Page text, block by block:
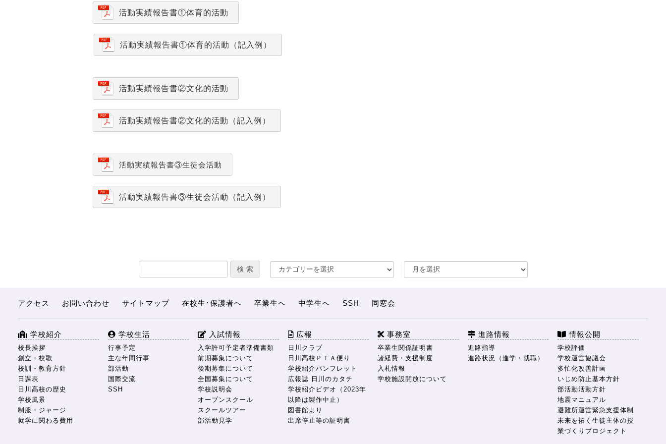
活動実績報告書①体育的活動
活動実績報告書①体育的活動（記入例）
活動実績報告書②文化的活動
活動実績報告書②文化的活動（記入例）
活動実績報告書③生徒会活動
活動実績報告書③生徒会活動（記入例）
アクセス お問い合わせ サイトマップ 在校生･保護者へ 卒業生へ 中学生へ SSH 同窓会
学校紹介
校長挨拶
創立・校歌
校訓・教育方針
日課表
日川高校の歴史
学校風景
制服・ジャージ
就学に関わる費用
学校生活
行事予定
主な年間行事
部活動
国際交流
SSH
入試情報
入学許可予定者準備書類
前期募集について
後期募集について
全国募集について
学校説明会
オープンスクール
スクールツアー
部活動見学
広報
日川クラブ
日川高校ＰＴＡ便り
学校紹介パンフレット
広報誌 日川のカタチ
学校紹介ビデオ（2023年
以降は製作中止）
図書館より
出席停止等の証明書
事務室
卒業生関係証明書
諸経費・支援制度
入札情報
学校施設開放について
進路情報
進路指導
進路状況（進学・就職）
情報公開
学校評価
学校運営協議会
多忙化改善計画
いじめ防止基本方針
部活動活動方針
地震マニュアル
避難所運営緊急支援体制
未来を拓く生徒主体の授
業づくりプロジェクト